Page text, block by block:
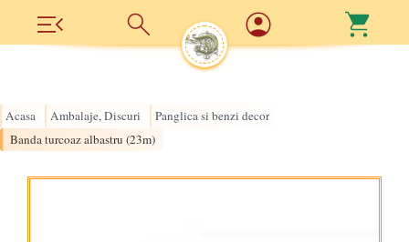
Acasa Ambalaje, Discuri Panglica si benzi decor
Banda turcoaz albastru (23m)